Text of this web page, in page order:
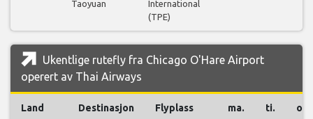
Taoyuan
International
(TPE)
Ukentlige rutefly fra Chicago O'Hare Airport
operert av Thai Airways
Land Destinasjon Flyplass ma. ti. on.